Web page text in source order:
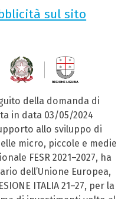
sul sito
della domanda di
in data 03/05/2024
allo sviluppo di
micro, piccole e medie
FESR 2021–2027, ha
dell’Unione Europea,
ITALIA 21–27, per la